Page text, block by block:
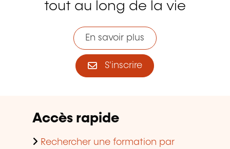
tout au long de la vie
En savoir plus
S'inscrire
Accès rapide
Rechercher une formation par